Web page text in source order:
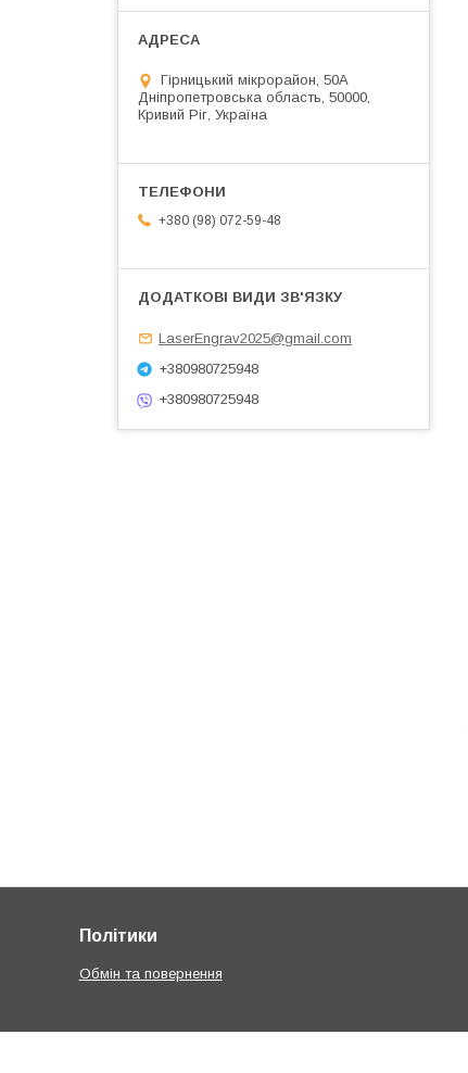
Гірницький мікрорайон, 50А
Дніпропетровська область, 50000,
Кривий Ріг, Україна
+380 (98) 072-59-48
LaserEngrav2025@gmail.com
+380980725948
+380980725948
Політики
Обмін та повернення